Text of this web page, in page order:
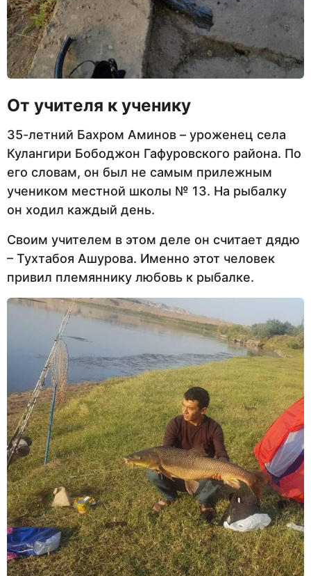
От учителя к ученику
35-летний Бахром Аминов – уроженец села
Кулангири Бободжон Гафуровского района. По
его словам, он был не самым прилежным
учеником местной школы № 13. На рыбалку
он ходил каждый день.
Своим учителем в этом деле он считает дядю
– Тухтабоя Ашурова. Именно этот человек
привил племяннику любовь к рыбалке.